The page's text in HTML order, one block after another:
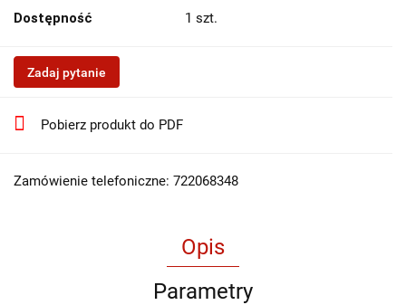
Dostępność 1 szt.
Zadaj pytanie
Pobierz produkt do PDF
Zamówienie telefoniczne: 722068348
Opis
Parametry